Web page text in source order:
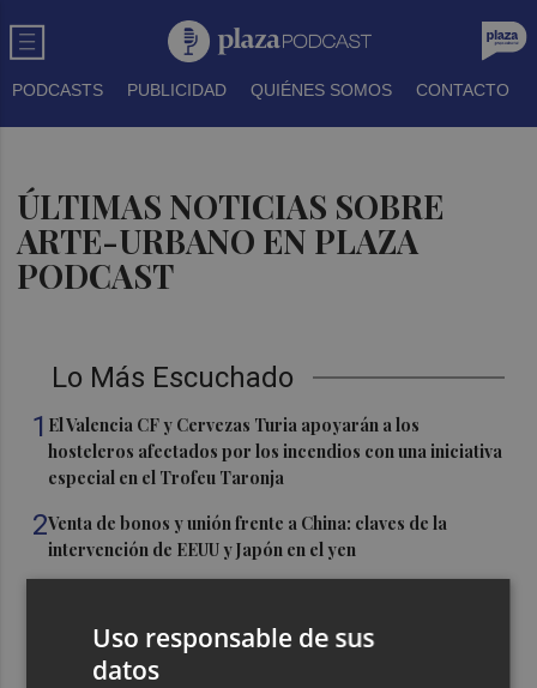
PODCASTS PUBLICIDAD QUIÉNES SOMOS CONTACTO
ÚLTIMAS NOTICIAS SOBRE
ARTE-URBANO EN PLAZA
PODCAST
Lo Más Escuchado
1 El Valencia CF y Cervezas Turia apoyarán a los
hosteleros afectados por los incendios con una iniciativa
especial en el Trofeu Taronja
2Venta de bonos y unión frente a China: claves de la
intervención de EEUU y Japón en el yen
ante una situación declarada ilegal"
Uso responsable de sus
datos